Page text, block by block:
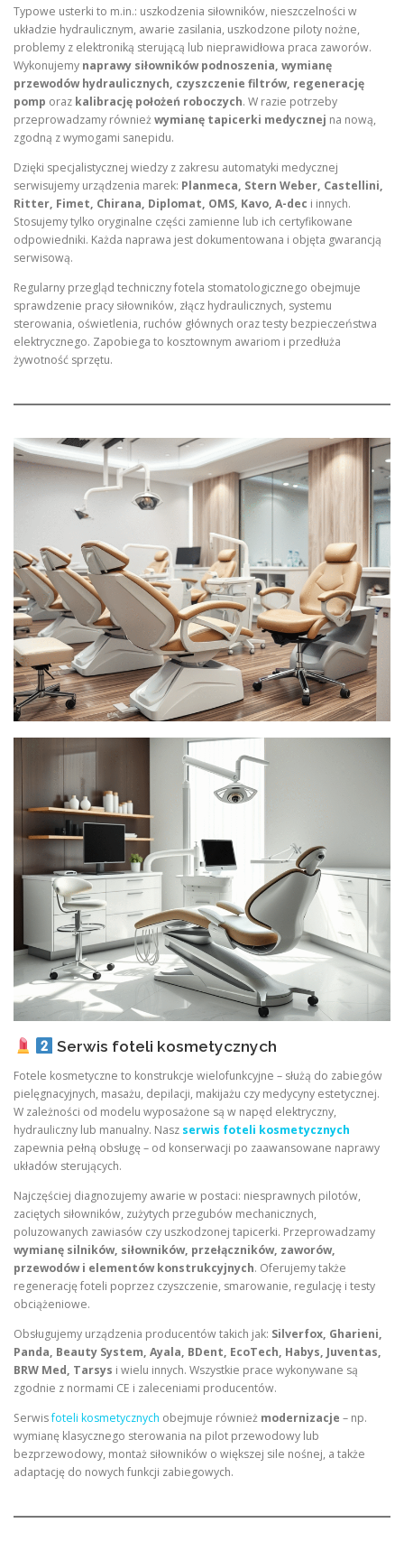
Typowe usterki to m.in.: uszkodzenia siłowników, nieszczelności w
układzie hydraulicznym, awarie zasilania, uszkodzone piloty nożne,
problemy z elektroniką sterującą lub nieprawidłowa praca zaworów.
Wykonujemy naprawy siłowników podnoszenia, wymianę
przewodów hydraulicznych, czyszczenie filtrów, regenerację
pomp oraz kalibrację położeń roboczych. W razie potrzeby
przeprowadzamy równieżwymianę tapicerki medycznej na nową,
zgodną z wymogami sanepidu.
Dzięki specjalistycznej wiedzy z zakresu automatyki medycznej
serwisujemy urządzenia marek: Planmeca, Stern Weber, Castellini,
Ritter, Fimet, Chirana, Diplomat, OMS, Kavo, A-dec i innych.
Stosujemy tylko oryginalne części zamienne lub ich certyfikowane
odpowiedniki. Każda naprawa jest dokumentowana i objęta gwarancją
serwisową.
Regularny przegląd techniczny fotela stomatologicznego obejmuje
sprawdzenie pracy siłowników, złącz hydraulicznych, systemu
sterowania, oświetlenia, ruchów głównych oraz testy bezpieczeństwa
elektrycznego. Zapobiega to kosztownym awariom i przedłuża
żywotność sprzętu.
Serwis foteli kosmetycznych
Fotele kosmetyczne to konstrukcje wielofunkcyjne – służą do zabiegów
pielęgnacyjnych, masażu, depilacji, makijażu czy medycyny estetycznej.
W zależności od modelu wyposażone są w napęd elektryczny,
hydrauliczny lub manualny. Nasz serwis foteli kosmetycznych
zapewnia pełną obsługę – od konserwacji po zaawansowane naprawy
układów sterujących.
Najczęściej diagnozujemy awarie w postaci: niesprawnych pilotów,
zaciętych siłowników, zużytych przegubów mechanicznych,
poluzowanych zawiasów czy uszkodzonej tapicerki. Przeprowadzamy
wymianę silników, siłowników, przełączników, zaworów,
przewodów i elementów konstrukcyjnych. Oferujemy także
regenerację foteli poprzez czyszczenie, smarowanie, regulację i testy
obciążeniowe.
Obsługujemy urządzenia producentów takich jak: Silverfox, Gharieni,
Panda, Beauty System, Ayala, BDent, EcoTech, Habys, Juventas,
BRW Med, Tarsys i wielu innych. Wszystkie prace wykonywane są
zgodnie z normami CE i zaleceniami producentów.
Serwisfoteli kosmetycznych obejmuje również modernizacje – np.
wymianę klasycznego sterowania na pilot przewodowy lub
bezprzewodowy, montaż siłowników o większej sile nośnej, a także
adaptację do nowych funkcji zabiegowych.